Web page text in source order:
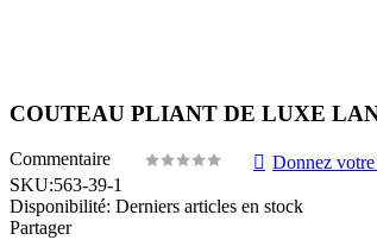
COUTEAU PLIANT DE LUXE
Commentaire
Donnez
SKU:563-39-1
Disponibilité: Derniers articles en stock
Partager